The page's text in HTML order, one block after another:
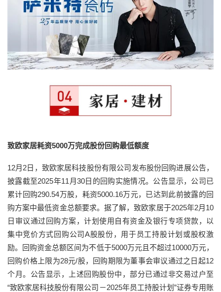
致欧家居耗资5000万完成股份回购最低额度
12月2日，致欧家居科技股份有限公司发布股份回购进展公告，
披露截至2025年11月30日的回购实施情况。公告显示，公司已
累计回购290.54万股，耗资5000.16万元，已达到此前披露的回
购方案中最低资金总额要求。据了解，致欧家居于2025年2月10
日审议通过回购方案，计划使用自有资金及银行专项贷款，以
集中竞价方式回购公司A股股份，用于员工持股计划或股权激
励。回购资金总额区间为不低于5000万元且不超过10000万元，
回购价格上限为28元/股，回购期限为董事会审议通过之日起12
个月。公告显示，上述回购股份中，部分已通过非交易过户至
“致欧家居科技股份有限公司－2025年员工持股计划”证券专用账